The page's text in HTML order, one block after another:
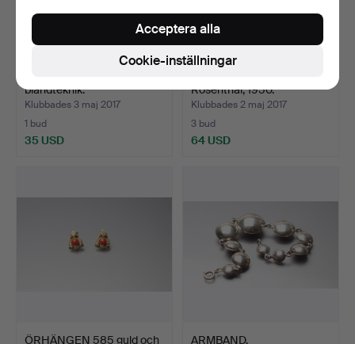
blandteknik.
Klubbades 3 maj 2017
1 bud
35 USD
Rosenthal, 1950.
Klubbades 2 maj 2017
3 bud
64 USD
ÖRHÄNGEN 585 guld och
ARMBAND.
Cookie-inställningar
Acceptera alla